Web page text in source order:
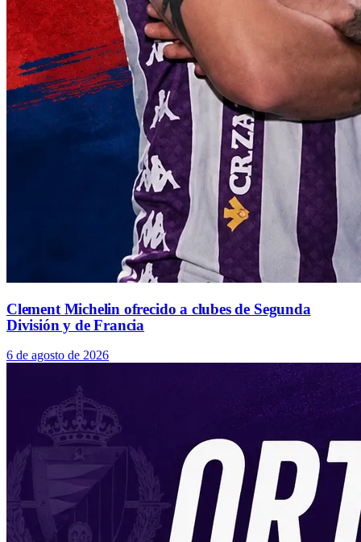
Clement Michelin ofrecido a clubes de Segunda
División y de Francia
6 de agosto de 2026